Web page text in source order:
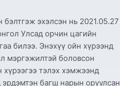
эхэлсэн нь 2021.05.27
Улсад орчин цагийн
билээ. Энэхүү ойн хүрээнд
мэргэжилтэй боловсон
тэлэх хэмжээнд
багш нарын оруулсан